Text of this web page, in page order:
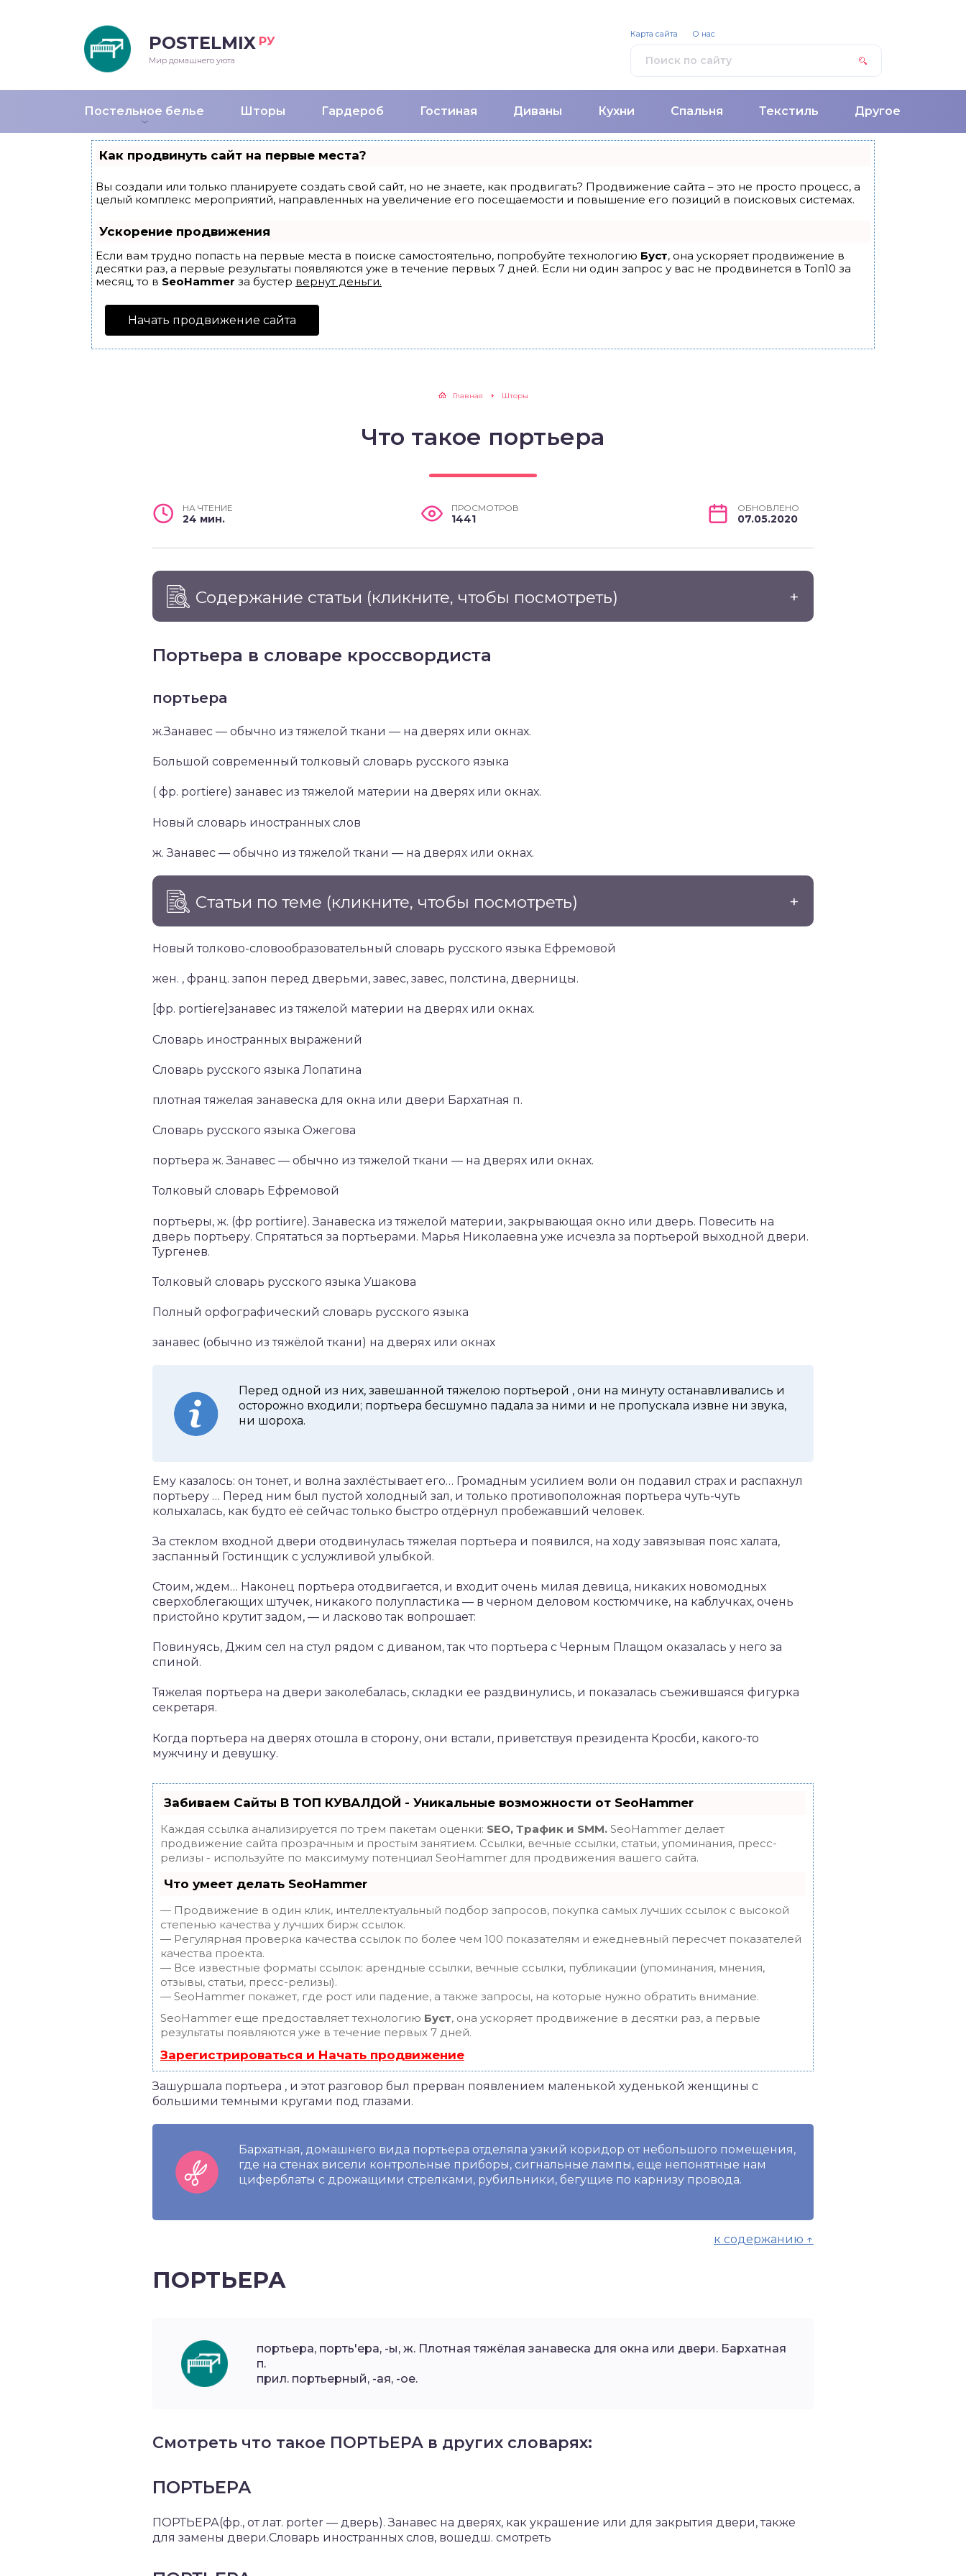
POSTELMIX РУ
Мир домашнего уюта
Постельное белье Шторы Гардероб Гостиная Диваны Кухни Спальня Текстиль Другое
Карта сайта О нас
Как продвинуть сайт на первые места?
Вы создали или только планируете создать свой сайт, но не знаете, как продвигать? Продвижение сайта – это не просто процесс, а
целый комплекс мероприятий, направленных на увеличение его посещаемости и повышение его позиций в поисковых системах.
Ускорение продвижения
Если вам трудно попасть на первые места в поиске самостоятельно, попробуйте технологию Буст, она ускоряет продвижение в
десятки раз, а первые результаты появляются уже в течение первых 7 дней. Если ни один запрос у вас не продвинется в Топ10 за
месяц, то в SeoHammer за бустер вернут деньги.
Начать продвижение сайта
Главная Шторы
Что такое портьера
НА ЧТЕНИЕ
24 мин.
ПРОСМОТРОВ
1441
ОБНОВЛЕНО
07.05.2020
Содержание статьи (кликните, чтобы посмотреть)
Портьера в словаре кроссвордиста
портьера
ж.Занавес — обычно из тяжелой ткани — на дверях или окнах.
Большой современный толковый словарь русского языка
( фр. portiere) занавес из тяжелой материи на дверях или окнах.
Новый словарь иностранных слов
ж. Занавес — обычно из тяжелой ткани — на дверях или окнах.
Статьи по теме (кликните, чтобы посмотреть)
Новый толково-словообразовательный словарь русского языка Ефремовой
жен. , франц. запон перед дверьми, завес, завес, полстина, дверницы.
[фр. portiere]занавес из тяжелой материи на дверях или окнах.
Словарь иностранных выражений
Словарь русского языка Лопатина
плотная тяжелая занавеска для окна или двери Бархатная п.
Словарь русского языка Ожегова
портьера ж. Занавес — обычно из тяжелой ткани — на дверях или окнах.
Толковый словарь Ефремовой
портьеры, ж. (фр portiиre). Занавеска из тяжелой материи, закрывающая окно или дверь. Повесить на
дверь портьеру. Спрятаться за портьерами. Марья Николаевна уже исчезла за портьерой выходной двери.
Тургенев.
Толковый словарь русского языка Ушакова
Полный орфографический словарь русского языка
занавес (обычно из тяжёлой ткани) на дверях или окнах
Перед одной из них, завешанной тяжелою портьерой , они на минуту останавливались и
осторожно входили; портьера бесшумно падала за ними и не пропускала извне ни звука,
ни шороха.
Ему казалось: он тонет, и волна захлёстывает его… Громадным усилием воли он подавил страх и распахнул
портьеру … Перед ним был пустой холодный зал, и только противоположная портьера чуть-чуть
колыхалась, как будто её сейчас только быстро отдёрнул пробежавший человек.
За стеклом входной двери отодвинулась тяжелая портьера и появился, на ходу завязывая пояс халата,
заспанный Гостинщик с услужливой улыбкой.
Стоим, ждем… Наконец портьера отодвигается, и входит очень милая девица, никаких новомодных
сверхоблегающих штучек, никакого полупластика — в черном деловом костюмчике, на каблучках, очень
пристойно крутит задом, — и ласково так вопрошает:
Повинуясь, Джим сел на стул рядом с диваном, так что портьера с Черным Плащом оказалась у него за
спиной.
Тяжелая портьера на двери заколебалась, складки ее раздвинулись, и показалась съежившаяся фигурка
секретаря.
Когда портьера на дверях отошла в сторону, они встали, приветствуя президента Кросби, какого-то
мужчину и девушку.
Забиваем Сайты В ТОП КУВАЛДОЙ - Уникальные возможности от SeoHammer
Каждая ссылка анализируется по трем пакетам оценки: SEO, Трафик и SMM. SeoHammer делает
продвижение сайта прозрачным и простым занятием. Ссылки, вечные ссылки, статьи, упоминания, пресс-
релизы - используйте по максимуму потенциал SeoHammer для продвижения вашего сайта.
Что умеет делать SeoHammer
— Продвижение в один клик, интеллектуальный подбор запросов, покупка самых лучших ссылок с высокой
степенью качества у лучших бирж ссылок.
— Регулярная проверка качества ссылок по более чем 100 показателям и ежедневный пересчет показателей
качества проекта.
— Все известные форматы ссылок: арендные ссылки, вечные ссылки, публикации (упоминания, мнения,
отзывы, статьи, пресс-релизы).
— SeoHammer покажет, где рост или падение, а также запросы, на которые нужно обратить внимание.
SeoHammer еще предоставляет технологию Буст, она ускоряет продвижение в десятки раз, а первые
результаты появляются уже в течение первых 7 дней.
Зарегистрироваться и Начать продвижение
Зашуршала портьера , и этот разговор был прерван появлением маленькой худенькой женщины с
большими темными кругами под глазами.
Бархатная, домашнего вида портьера отделяла узкий коридор от небольшого помещения,
где на стенах висели контрольные приборы, сигнальные лампы, еще непонятные нам
циферблаты с дрожащими стрелками, рубильники, бегущие по карнизу провода.
к содержанию ↑
ПОРТЬЕРА
портьера, порть′ера, -ы, ж. Плотная тяжёлая занавеска для окна или двери. Бархатная
п.
прил. портьерный, -ая, -ое.
Смотреть что такое ПОРТЬЕРА в других словарях:
ПОРТЬЕРА
ПОРТЬЕРА(фр., от лат. porter — дверь). Занавес на дверях, как украшение или для закрытия двери, также
для замены двери.Словарь иностранных слов, вошедш. смотреть